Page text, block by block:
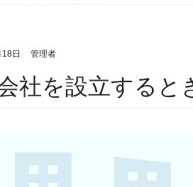
日 管理者
社を設立すると